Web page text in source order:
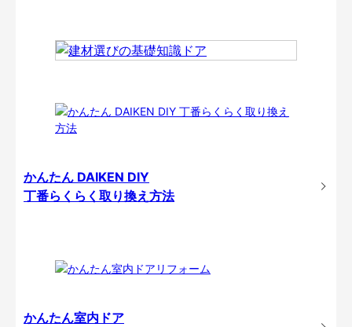
かんたん DAIKEN DIY
丁番らくらく取り換え方法
かんたん室内ドア